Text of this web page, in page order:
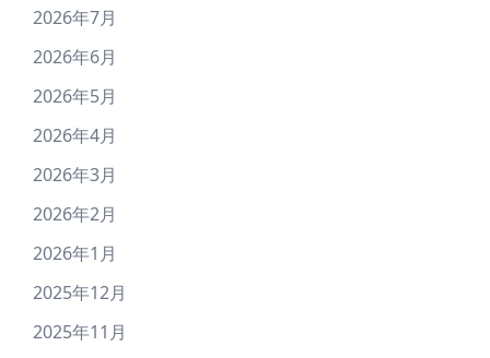
2026年7月
2026年6月
2026年5月
2026年4月
2026年3月
2026年2月
2026年1月
2025年12月
2025年11月